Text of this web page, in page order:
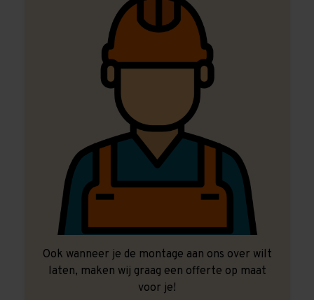
Ook wanneer je de montage aan ons over wilt
laten, maken wij graag een offerte op maat
voor je!